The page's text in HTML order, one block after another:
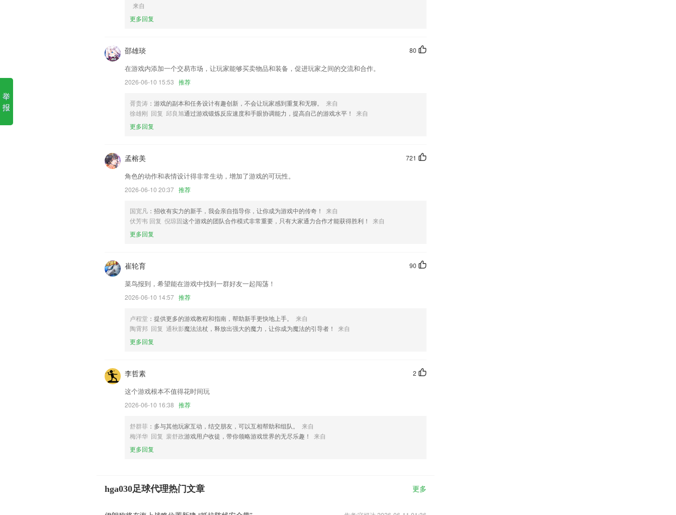
1.增加账号注销功能
2.每次进行题库练习学习，都可以让用户了解到更多，进步看得见。
4.免费柯林斯词典，中英例句，词根词缀，更有万千网友分享精彩助记。
5.·音频识别技术，精准捕捉演奏过程，弹对弹错实时反馈，循序渐进、稳扎稳打，满足不同阶段习筝者的学习需
hga030足球代理更新了什么?
快速GPS手机定位；
如遇无法更新，可卸载重新安装新版本。
更新界面；
修复了部分机型无法使用金币兑换的bug
联系我们
以上就是hga030足球代理的介绍，如果您喜欢这款软件，您可以到应用商店进行打分评论，说出您的使用经历，
以帮助我们更好的对产品进行优化修改。
来自
更多回复
80
邵雄琰
在游戏内添加一个交易市场，让玩家能够买卖物品和装备，促进玩家之间的交流和合作。
2026-06-10 15:53 推荐
胥贵涛 ：游戏的副本和任务设计有趣创新，不会让玩家感到重复和无聊。
来自
徐雄刚 回复 邱良旭通过游戏锻炼反应速度和手眼协调能力，提高自己的游戏水平！
来自
更多回复
721
孟榕美
角色的动作和表情设计得非常生动，增加了游戏的可玩性。
2026-06-10 20:37 推荐
国宽凡 ：招收有实力的新手，我会亲自指导你，让你成为游戏中的传奇！
来自
伏芳韦 回复 倪琼固这个游戏的团队合作模式非常重要，只有大家通力合作才能获得胜利！
来自
更多回复
90
崔轮育
菜鸟报到，希望能在游戏中找到一群好友一起闯荡！
2026-06-10 14:57 推荐
卢程堂 ：提供更多的游戏教程和指南，帮助新手更快地上手。
来自
陶霄邦 回复 通秋影魔法法杖，释放出强大的魔力，让你成为魔法的引导者！
来自
更多回复
2
李哲素
这个游戏根本不值得花时间玩
2026-06-10 16:38 推荐
舒群菲 ：多与其他玩家互动，结交朋友，可以互相帮助和组队。
来自
梅洋华 回复 裴舒政游戏用户收徒，带你领略游戏世界的无尽乐趣！
来自
更多回复
hga030足球代理热门文章 更多
举
报